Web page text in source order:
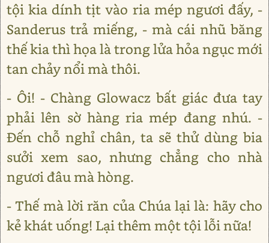
tội kia dính tịt vào ria mép ngươi đấy, -
Sanderus trả miếng, - mà cái nhũ băng
thế kia thì họa là trong lửa hỏa ngục mới
tan chảy nổi mà thôi.
- Ôi! - Chàng Glowacz bất giác đưa tay
phải lên sờ hàng ria mép đang nhú. -
Đến chỗ nghỉ chân, ta sẽ thử dùng bia
sưởi xem sao, nhưng chẳng cho nhà
ngươi đâu mà hòng.
- Thế mà lời răn của Chúa lại là: hãy cho
kẻ khát uống! Lại thêm một tội lỗi nữa!